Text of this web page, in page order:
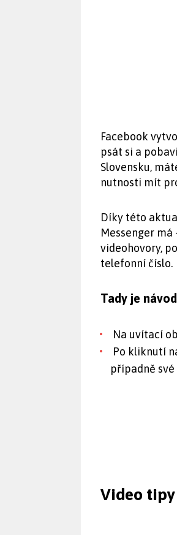
Facebook
psát si a
Slovensku,
nutnosti mít
Díky této
Messenger
videohovory,
telefonní číslo.
Tady je
Na uvítací
Po kliknutí
případně
Video